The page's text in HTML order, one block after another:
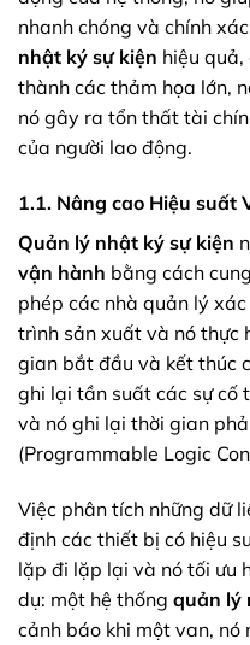
nhanh chóng và chính
nhật ký sự kiện hiệu quả,
thành các thảm họa lớn,
nó gây ra tổn thất tài
của người lao động.
1.1. Nâng cao Hiệu suất
Quản lý nhật ký sự kiện
vận hành bằng cách
phép các nhà quản lý
trình sản xuất và nó thực
gian bắt đầu và kết thúc
ghi lại tần suất các sự cố
và nó ghi lại thời gian
(Programmable Logic
Việc phân tích những dữ
định các thiết bị có hiệu
lặp đi lặp lại và nó tối ưu
dụ: một hệ thống quản lý
cảnh báo khi một van,